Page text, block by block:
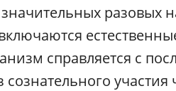
разовых
справляется с
сознательного участия